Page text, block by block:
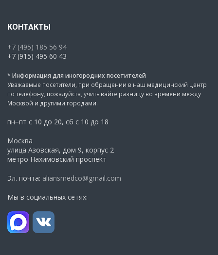
КОНТАКТЫ
+7 (495) 185 56 94
+7 (915) 495 60 43
* Информация для иногородних посетителей
Уважаемые посетители, при обращении в наш медицинский центр
по телефону, пожалуйста, учитывайте разницу во времени между
Москвой и другими городами.
пн−пт с 10 до 20, сб с 10 до 18
Москва
улица Азовская, дом 9, корпус 2
метро Нахимовский проспект
Эл. почта: aliansmedco@gmail.com
Мы в социальных сетях: